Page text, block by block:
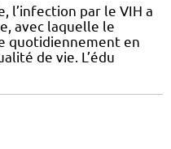
l’infection par le VIH a
avec laquelle le
quotidiennement en
de vie. L’édu